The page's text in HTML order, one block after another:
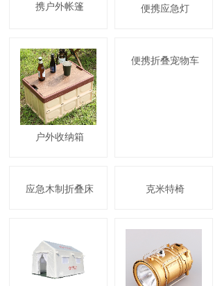
携户外帐篷
便携应急灯
户外收纳箱
便携折叠宠物车
应急木制折叠床 克米特椅